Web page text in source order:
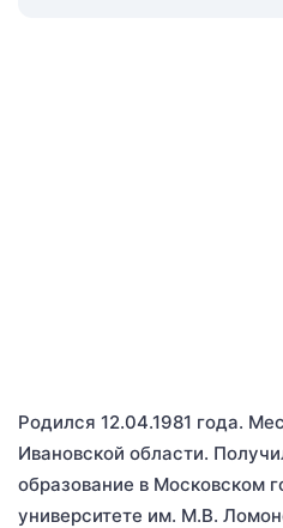
Родился 12.04.1981 года.
Ивановской области.
образование в Московском
университете им. М.В.